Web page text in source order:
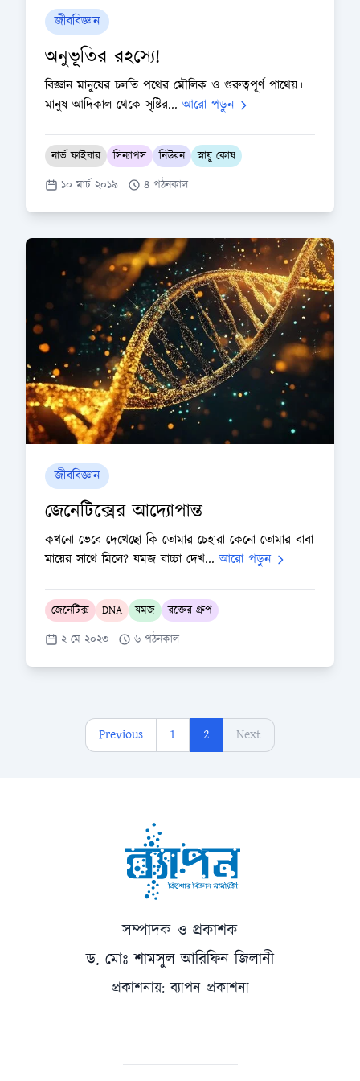
জীববিজ্ঞান
অনুভূতির রহস্যে!
বিজ্ঞান মানুষের চলতি পথের মৌলিক ও গুরুত্বপূর্ণ পাথেয়।
মানুষ আদিকাল থেকে সৃষ্টির...আরো পড়ুন
নার্ভ ফাইবার সিন্যাপস নিউরন
স্নায়ু কোষ
১০ মার্চ ২০১৯
৪ পঠনকাল
জীববিজ্ঞান
জেনেটিক্সের আদ্যোপান্ত
কখনো ভেবে দেখেছো কি তোমার চেহারা কেনো তোমার বাবা
মায়ের সাথে মিলে? যমজ বাচ্চা দেখ...আরো পড়ুন
জেনেটিক্স DNA যমজ
রক্তের গ্রুপ
২ মে ২০২৩
৬ পঠনকাল
Previous 1 2 Next
সম্পাদক ও প্রকাশক
ড. মোঃ শামসুল আরিফিন জিলানী
প্রকাশনায়: ব্যাপন প্রকাশনা